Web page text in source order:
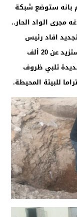
بانه ستوضع شبكة
افاد رئيس
الجمعية وبعض المنضوون تحت لوائها انها ستزيد عن 20 ألف
تلبي ظروف
للبيئة المحيطة.